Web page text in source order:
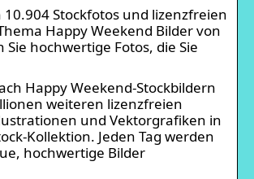
10.904 Stockfotos und lizenzfreien
Happy Weekend Bilder von
Sie hochwertige Fotos, die Sie
Happy Weekend-Stockbildern
weiteren lizenzfreien
und Vektorgrafiken in
Kollektion. Jeden Tag werden
hochwertige Bilder